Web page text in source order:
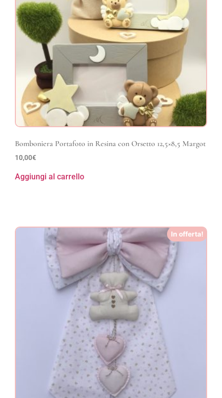
Bomboniera Portafoto in Resina con Orsetto 12,5×8,5 Margot
10,00€
Aggiungi al carrello
In offerta!